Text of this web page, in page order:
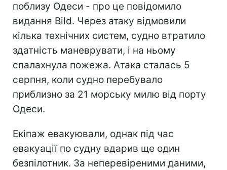
поблизу Одеси - про це повідомило
видання Bild. Через атаку відмовили
кілька технічних систем, судно втратило
здатність маневрувати, і на ньому
спалахнула пожежа. Атака сталась 5
серпня, коли судно перебувало
приблизно за 21 морську милю від порту
Одеси.
Екіпаж евакуювали, однак під час
евакуації по судну вдарив ще один
безпілотник. За неперевіреними даними,